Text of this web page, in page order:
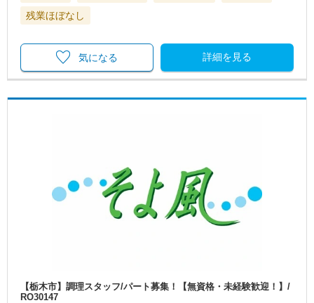
残業ほぼなし
詳細を見る
気になる
【栃木市】調理スタッフ/パート募集！【無資格・未経験歓迎！】/
RO30147